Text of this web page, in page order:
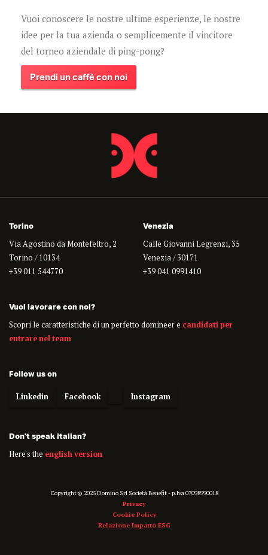
Vuoi conoscere le nostre ultime esperienze, le nostre
idee per la tua azienda o semplicemente il vincitore
del torneo aziendale di ping-pong?
Prendi un caffè con noi
Torino
Via Agostino da Montefeltro, 2
Torino / 10134
+39 011 544770
Venezia
Calle Giovanni Legrenzi, 35
Venezia / 30171
+39 041 0991410
Vuoi lavorare con noi?
Scopri le caratteristiche di un perfetto domineer e candidati per
entrare nel team
Follow us on
Linkedin Facebook Instagram
Don't speak italian?
Here's the english version
Copyright © 2025 Domino Srl Società Benefit - p.Iva 07098990018
Privacy
Cookie Policy
Relazione Impatto ESG